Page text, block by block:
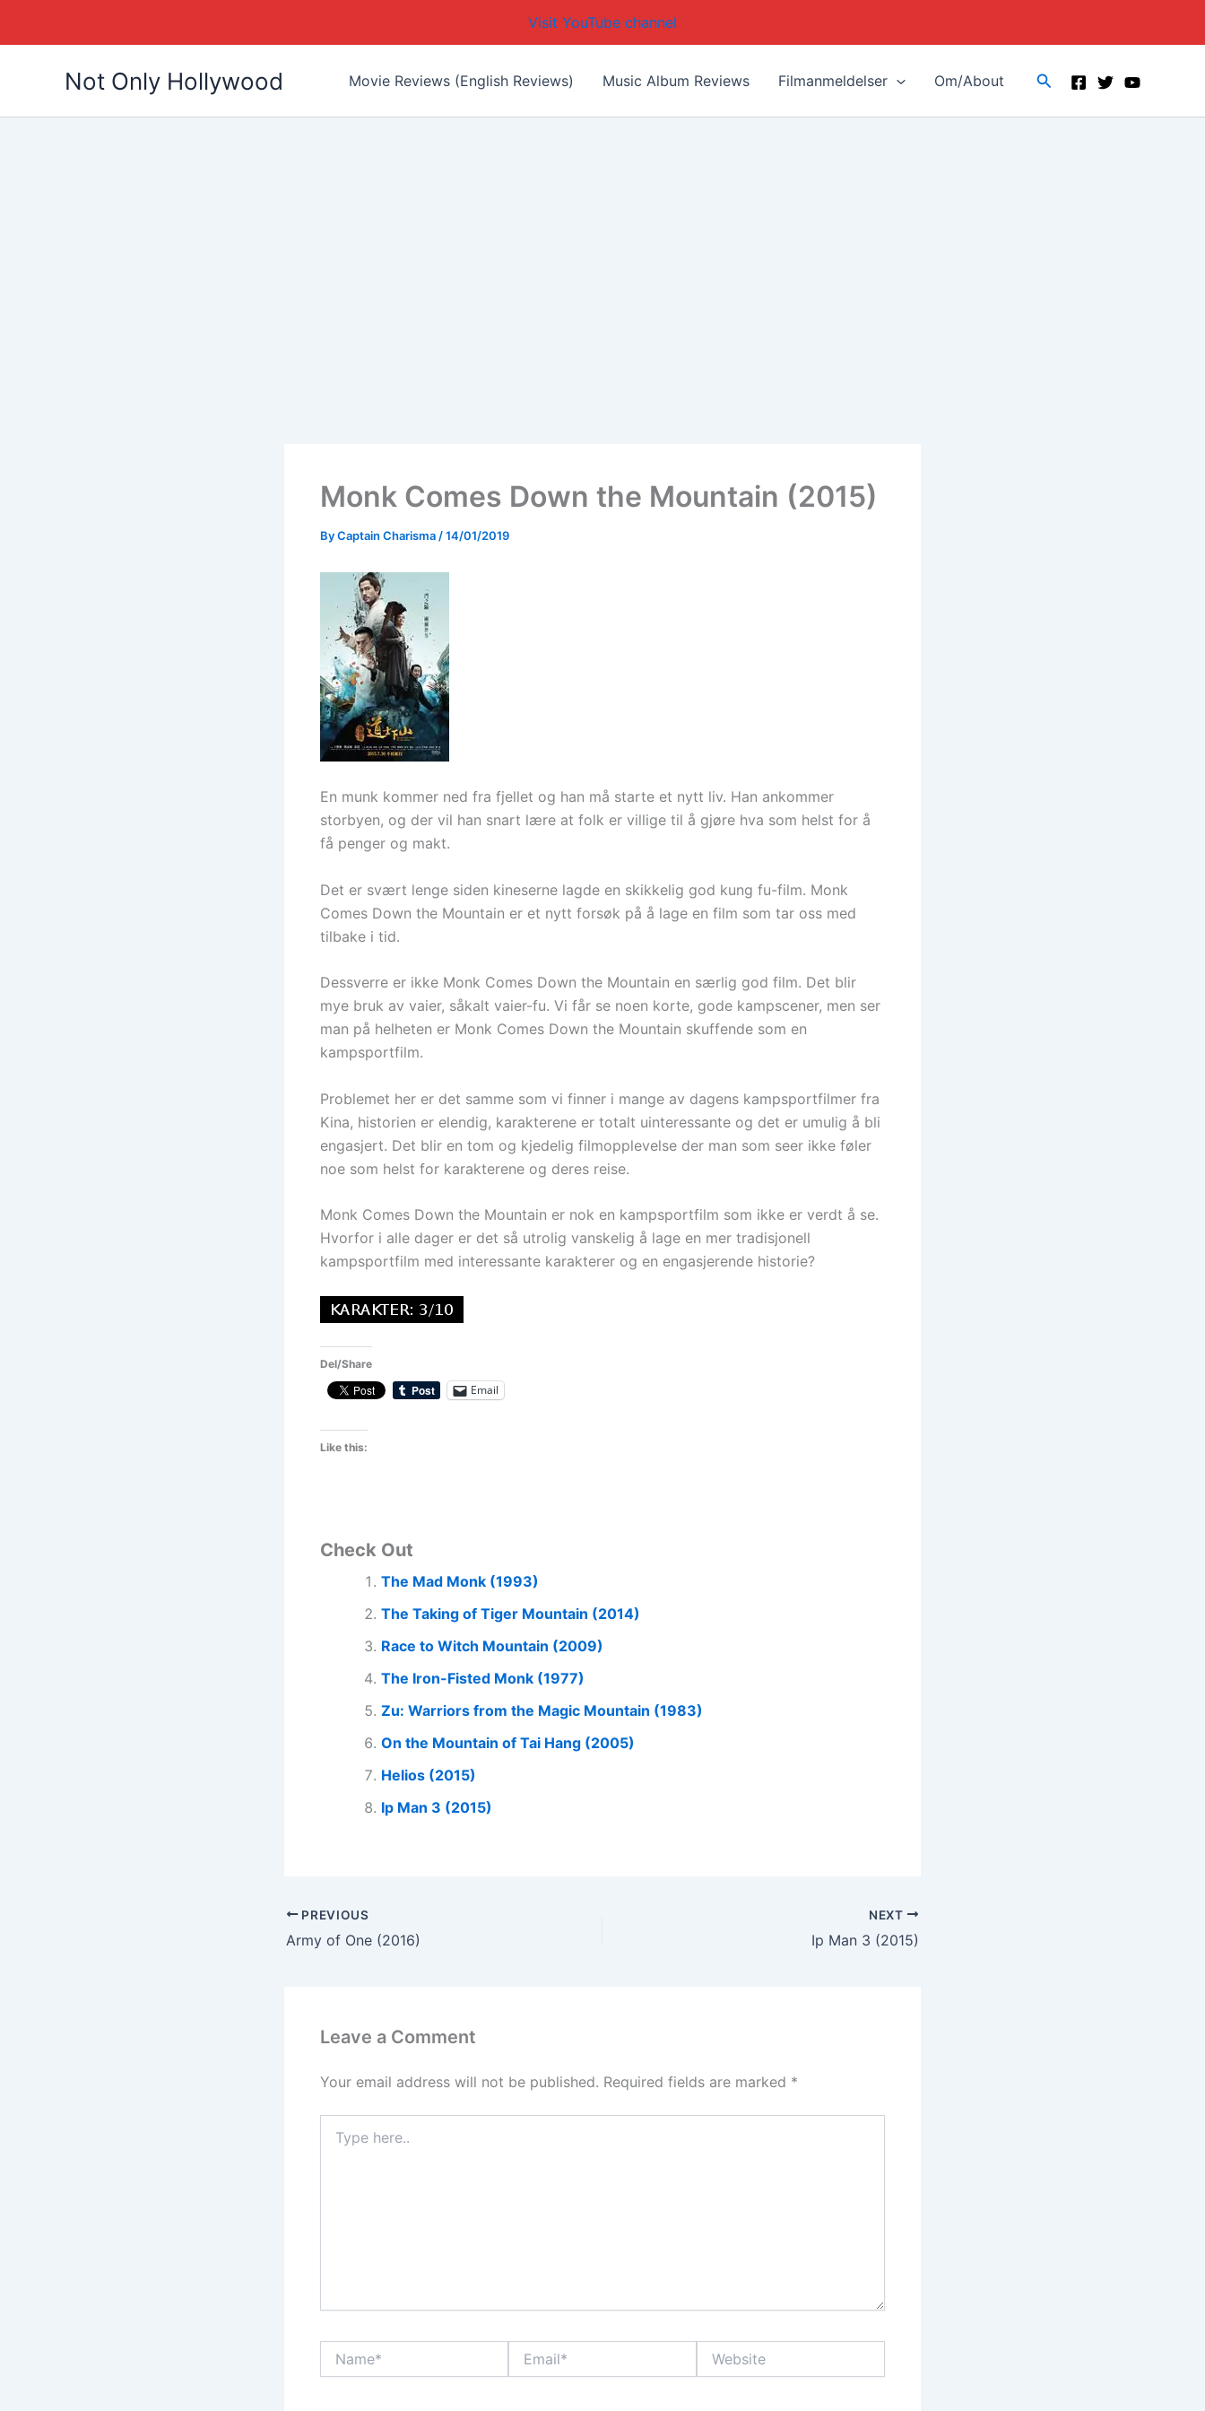
Visit YouTube channel
Not Only Hollywood Movie Reviews (English Reviews) Music Album Reviews Filmanmeldelser Om/About Search
Monk Comes Down the Mountain (2015)
ByCaptain Charisma/14/01/2019
En munk kommer ned fra fjellet og han må starte et nytt liv. Han ankommer
storbyen, og der vil han snart lære at folk er villige til å gjøre hva som helst for å
få penger og makt.
Det er svært lenge siden kineserne lagde en skikkelig god kung fu-film. Monk
Comes Down the Mountain er et nytt forsøk på å lage en film som tar oss med
tilbake i tid.
Dessverre er ikke Monk Comes Down the Mountain en særlig god film. Det blir
mye bruk av vaier, såkalt vaier-fu. Vi får se noen korte, gode kampscener, men ser
man på helheten er Monk Comes Down the Mountain skuffende som en
kampsportfilm.
Problemet her er det samme som vi finner i mange av dagens kampsportfilmer fra
Kina, historien er elendig, karakterene er totalt uinteressante og det er umulig å bli
engasjert. Det blir en tom og kjedelig filmopplevelse der man som seer ikke føler
noe som helst for karakterene og deres reise.
Monk Comes Down the Mountain er nok en kampsportfilm som ikke er verdt å se.
Hvorfor i alle dager er det så utrolig vanskelig å lage en mer tradisjonell
kampsportfilm med interessante karakterer og en engasjerende historie?
Del/Share
Email
Like this:
Check Out
The Mad Monk (1993)
The Taking of Tiger Mountain (2014)
Race to Witch Mountain (2009)
The Iron-Fisted Monk (1977)
Zu: Warriors from the Magic Mountain (1983)
On the Mountain of Tai Hang (2005)
Helios (2015)
Ip Man 3 (2015)
PREVIOUS
Army of One (2016)
NEXT
Ip Man 3 (2015)
Leave a Comment
Your email address will not be published. Required fields are marked *
here..